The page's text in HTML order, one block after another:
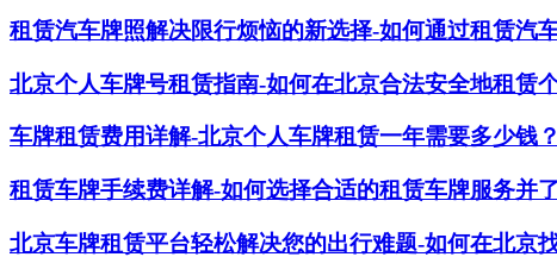
租赁汽车牌照解决限行烦恼的新选择-如何通过租赁汽
北京个人车牌号租赁指南-如何在北京合法安全地租赁
车牌租赁费用详解-北京个人车牌租赁一年需要多少钱？
租赁车牌手续费详解-如何选择合适的租赁车牌服务并
北京车牌租赁平台轻松解决您的出行难题-如何在北京